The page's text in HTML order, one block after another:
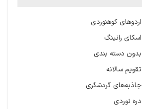
اردوهای کوهنوردی
اسکای رانینگ
بدون دسته بندی
تقویم سالانه
جاذبه‌های گردشگری
دره نوردی